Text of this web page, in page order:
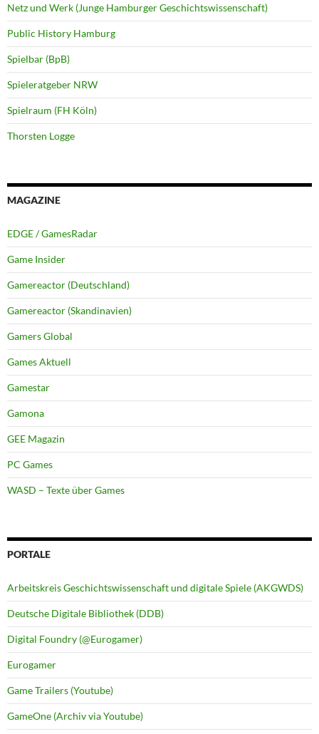
Netz und Werk (Junge Hamburger Geschichtswissenschaft)
Public History Hamburg
Spielbar (BpB)
Spieleratgeber NRW
Spielraum (FH Köln)
Thorsten Logge
MAGAZINE
EDGE / GamesRadar
Game Insider
Gamereactor (Deutschland)
Gamereactor (Skandinavien)
Gamers Global
Games Aktuell
Gamestar
Gamona
GEE Magazin
PC Games
WASD – Texte über Games
PORTALE
Arbeitskreis Geschichtswissenschaft und digitale Spiele (AKGWDS)
Deutsche Digitale Bibliothek (DDB)
Digital Foundry (@Eurogamer)
Eurogamer
Game Trailers (Youtube)
GameOne (Archiv via Youtube)